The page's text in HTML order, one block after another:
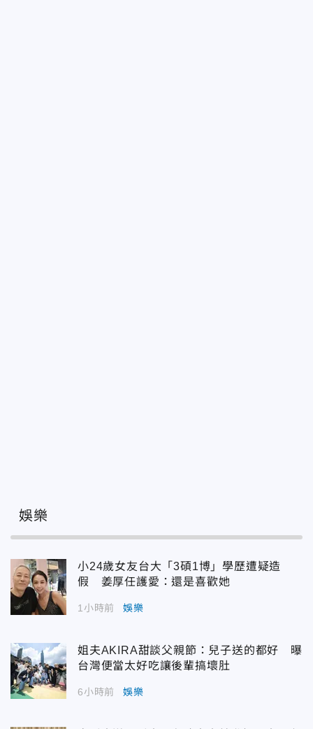
娛樂
小24歲女友台大「3碩1博」學歷遭疑造
假 姜厚任護愛：還是喜歡她
1小時前 娛樂
姐夫AKIRA甜談父親節：兒子送的都好 曝
台灣便當太好吃讓後輩搞壞肚
6小時前 娛樂